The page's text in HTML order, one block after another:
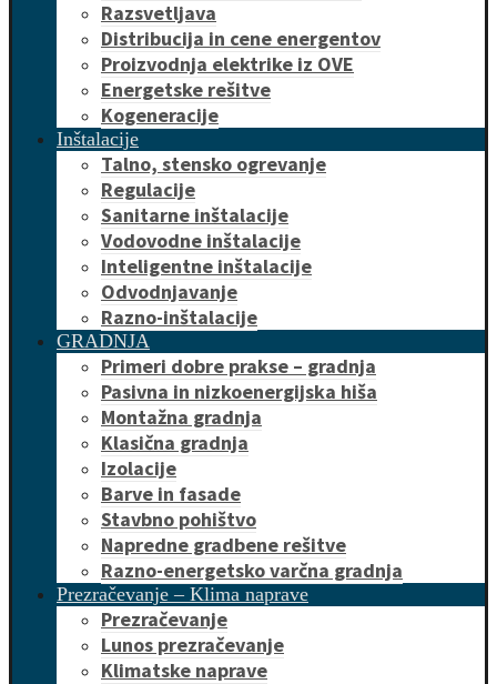
Razsvetljava
Distribucija in cene energentov
Proizvodnja elektrike iz OVE
Energetske rešitve
Kogeneracije
Inštalacije
Talno, stensko ogrevanje
Regulacije
Sanitarne inštalacije
Vodovodne inštalacije
Inteligentne inštalacije
Odvodnjavanje
Razno-inštalacije
GRADNJA
Primeri dobre prakse – gradnja
Pasivna in nizkoenergijska hiša
Montažna gradnja
Klasična gradnja
Izolacije
Barve in fasade
Stavbno pohištvo
Napredne gradbene rešitve
Razno-energetsko varčna gradnja
Prezračevanje – Klima naprave
Prezračevanje
Lunos prezračevanje
Klimatske naprave